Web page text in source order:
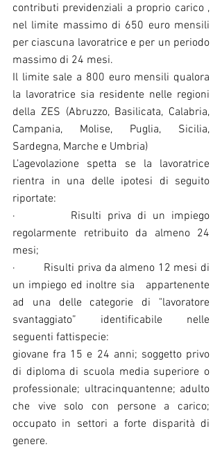
contributi previdenziali a proprio carico ,
nel limite massimo di 650 euro mensili
per ciascuna lavoratrice e per un periodo
massimo di 24 mesi.
Il limite sale a 800 euro mensili qualora
la lavoratrice sia residente nelle regioni
della ZES (Abruzzo, Basilicata, Calabria,
Campania, Molise, Puglia, Sicilia,
Sardegna, Marche e Umbria)
L’agevolazione spetta se la lavoratrice
rientra in una delle ipotesi di seguito
riportate:
·         Risulti priva di un impiego
regolarmente retribuito da almeno 24
mesi;
·         Risulti priva da almeno 12 mesi di
un impiego ed inoltre sia   appartenente
ad una delle categorie di "lavoratore
svantaggiato” identificabile nelle
seguenti fattispecie:
giovane fra 15 e 24 anni; soggetto privo
di diploma di scuola media superiore o
professionale; ultracinquantenne; adulto
che vive solo con persone a carico;
occupato in settori a forte disparità di
genere.